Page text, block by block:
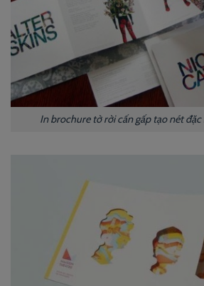
In brochure tờ rời cấn gấp tạo nét